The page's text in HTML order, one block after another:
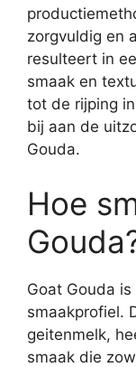
zorgvuldig en
resulteert in
smaak en
tot de rijping
bij aan de
Gouda.
Hoe
Goat Gouda
smaakprofiel.
geitenmelk,
smaak die